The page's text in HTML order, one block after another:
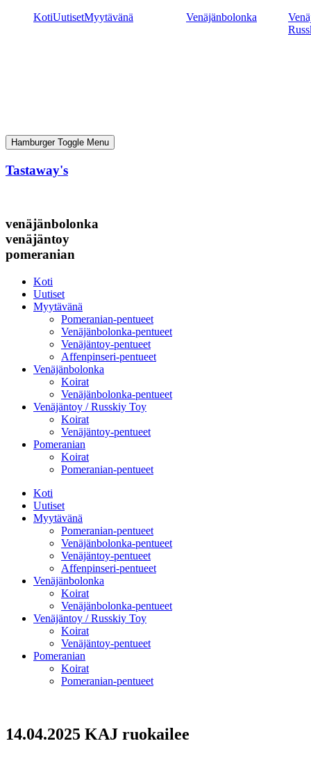
KotiUutisetMyytävänä Venäjänbolonka
Hamburger Toggle Menu
Tastaway's
venäjänbolonka
venäjäntoy
pomeranian
Koti
Uutiset
Myytävänä
Pomeranian-pentueet
Venäjänbolonka-pentueet
Venäjäntoy-pentueet
Affenpinseri-pentueet
Venäjänbolonka
Koirat
Venäjänbolonka-pentueet
Venäjäntoy / Russkiy Toy
Koirat
Venäjäntoy-pentueet
Pomeranian
Koirat
Pomeranian-pentueet
Koti
Uutiset
Myytävänä
Pomeranian-pentueet
Venäjänbolonka-pentueet
Venäjäntoy-pentueet
Affenpinseri-pentueet
Venäjänbolonka
Koirat
Venäjänbolonka-pentueet
Venäjäntoy / Russkiy Toy
Koirat
Venäjäntoy-pentueet
Pomeranian
Koirat
Pomeranian-pentueet
14.04.2025 KAJ ruokailee